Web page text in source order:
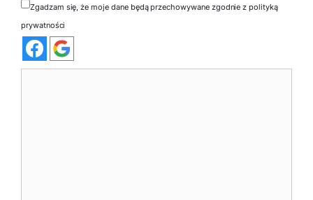
Zgadzam się, że moje dane będą przechowywane zgodnie z polityką
prywatności